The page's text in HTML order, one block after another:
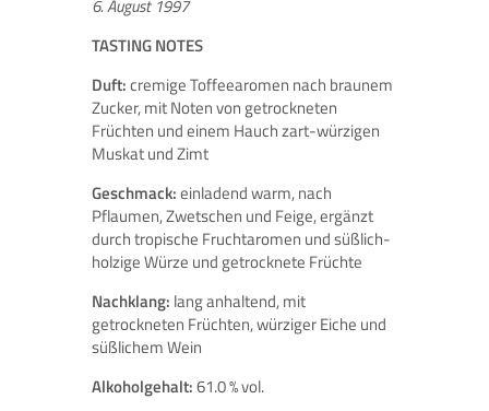
6. August 1997
TASTING NOTES
Duft:cremige Toffeearomen nach braunem
Zucker, mit Noten von getrockneten
Früchten und einem Hauch zart-würzigen
Muskat und Zimt
Geschmack:einladend warm, nach
Pflaumen, Zwetschen und Feige, ergänzt
durch tropische Fruchtaromen und süßlich-
holzige Würze und getrocknete Früchte
Nachklang: lang anhaltend, mit
getrockneten Früchten, würziger Eiche und
süßlichem Wein
Alkoholgehalt:61.0 % vol.